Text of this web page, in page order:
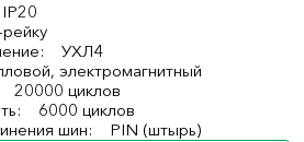
УХЛ4
электромагнитный
20000 циклов
6000 циклов
шин: PIN (штырь)